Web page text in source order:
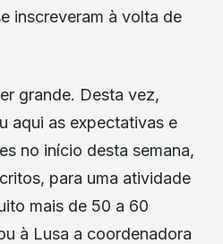
inscreveram à volta de
grande. Desta vez,
aqui as expectativas e
no início desta semana,
para uma atividade
mais de 50 a 60
à Lusa a coordenadora